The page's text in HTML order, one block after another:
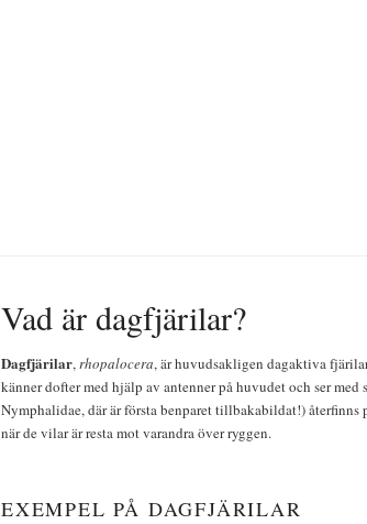
Vad är dagfjärilar?
Dagfjärilar,rhopalocera, är huvudsakligen dagaktiva
känner dofter med hjälp av antenner på huvudet och ser
Nymphalidae, där är första benparet tillbakabildat!)
när de vilar är resta mot varandra över ryggen.
EXEMPEL PÅ DAGFJÄRILAR